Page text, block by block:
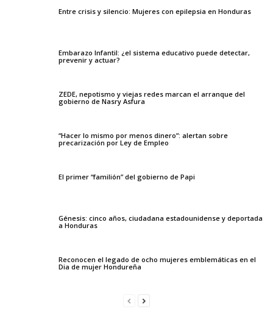
Entre crisis y silencio: Mujeres con epilepsia en Honduras
Embarazo Infantil: ¿el sistema educativo puede detectar,
prevenir y actuar?
ZEDE, nepotismo y viejas redes marcan el arranque del
gobierno de Nasry Asfura
“Hacer lo mismo por menos dinero”: alertan sobre
precarización por Ley de Empleo
El primer “familión” del gobierno de Papi
Génesis: cinco años, ciudadana estadounidense y deportada
a Honduras
Reconocen el legado de ocho mujeres emblemáticas en el
Dia de mujer Hondureña